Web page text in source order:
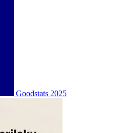
Goodstats 2025